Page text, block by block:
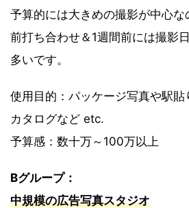
予算的には大きめの撮影が中心
前打ち合わせ＆1週間前には撮影
多いです。
使用目的：パッケージ写真や駅
カタログなど etc.
予算感：数十万～100万以上
Bグループ：
中規模の広告写真スタジオ